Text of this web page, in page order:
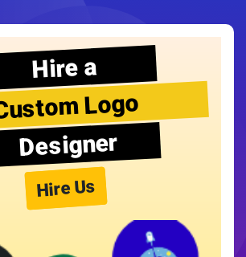
Hire a
Logo
Designer
Hire Us